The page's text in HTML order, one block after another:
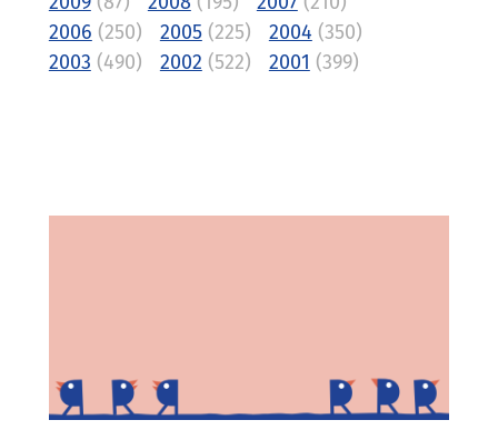
2006 (250) 2005(225) 2004 (350)
2003 (490) 2002 (522) 2001 (399)